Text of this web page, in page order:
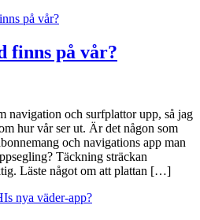
finns på vår?
navigation och surfplattor upp, så jag
hur vår ser ut. Är det någon som
och navigations app man
Täckning sträckan
Läste något om att plattan […]